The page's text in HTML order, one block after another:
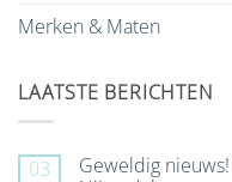
Merken & Maten
LAATSTE BERICHTEN
03
Geweldig